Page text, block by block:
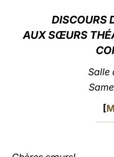
DISCOURS
AUX SŒURS
Salle
[